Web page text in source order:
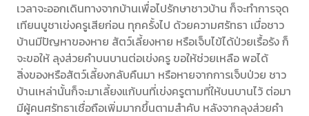
เวลาจะออกเดินทางจากบ้านเพื่อไปรักษาชาวบ้าน ก็จะทำการจุด
เทียนบูชาเข่งครูเสียก่อน ทุกครั้งไป ด้วยความศรัทธา เมื่อชาว
บ้านมีปัญหาของหาย สัตว์เลี้ยงหาย หรือเจ็บไข้ได้ป่วยเรื้อรัง ก็
จะขอให้ ลุงส่วยคำบนบานต่อเข่งครู ขอให้ช่วยเหลือ พอได้
สิ่งของหรือสัตว์เลี้ยงกลับคืนมา หรือหายจากการเจ็บป่วย ชาว
บ้านเหล่านั้นก็จะมาเลี้ยงแก้บนที่เข่งครูตามที่ให้บนบานไว้ ต่อมา
มีผู้คนศรัทธาเชื่อถือเพิ่มมากขึ้นตามสำคับ หลังจากลุงส่วยคำ